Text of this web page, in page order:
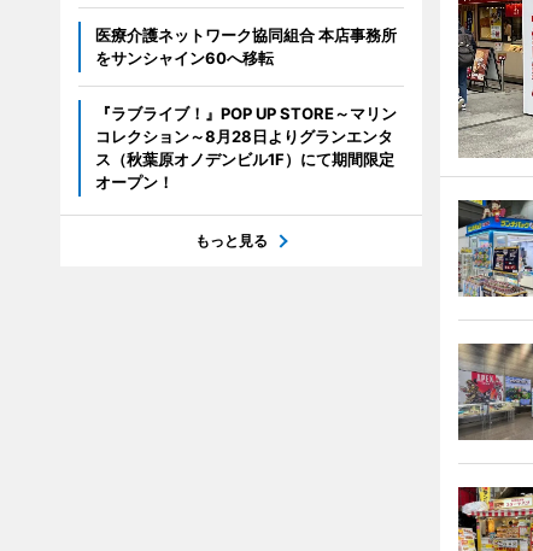
医療介護ネットワーク協同組合 本店事務所
をサンシャイン60へ移転
『ラブライブ！』POP UP STORE～マリン
コレクション～8月28日よりグランエンタ
ス（秋葉原オノデンビル1F）にて期間限定
オープン！
もっと見る